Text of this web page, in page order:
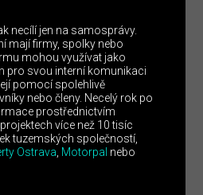
necílí jen na samosprávy.
mají firmy, spolky nebo
mohou využívat jako
pro svou interní komunikaci
pomocí spolehlivě
nebo členy. Necelý rok po
prostřednictvím
více než 10 tisíc
tuzemských společností,
Ostrava Motorpal nebo